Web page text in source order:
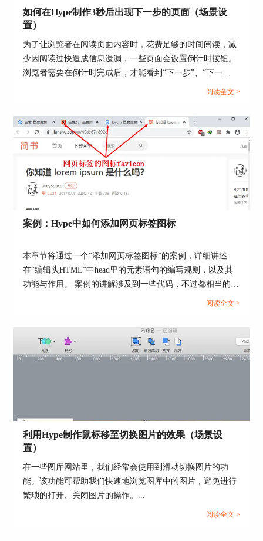
图4：把三个对象组成组
操作：
场景和组对象均选择“缩小以适合”缩放行为，组对象固定四个
边，选择水平和垂直方向的弹性，并选择“缩放内容”。当场景缩
小时，三个对象等比例缩小，而且保持与场景的相对位置不变。
图5：组对象缩小实现目标2
选择水平和垂直方向的弹性，并选择“缩放内容”。当场景放大
时，三个对象等比例放大，而且保持与场景的相对位置不变。
二、总结
小编用了九章节的篇幅来讲述Hype 4 HTML5创作
工具的弹性布局，前面七章节归纳总结出来的规
则，就是为第八、第九章案例要求达成的两个目标
准备的。案例中的两个目标，就是实际意义上的弹
并且对象相对于场景的相对位置保持不变。
如何在Hype制作3秒后出现下一步的页面（场景设
置）
为了让浏览者在阅读页面内容时，花费足够的时间阅读，减
少因阅读过快造成信息遗漏，一些页面会设置倒计时按钮。
浏览者需要在倒计时完成后，才能看到“下一步”、“下一
阅读全文 >
案例：Hype中如何添加网页标签图标
本章节将通过一个“添加网页标签图标”的案例，详细讲述
在“编辑头HTML”中head里的元素语句的编写规则，以及其
功能与作用。 案例的讲解涉及到一些代码，不过都相当的简
单，相信小伙伴通过这样一个案例能够举一反三，掌握
阅读全文 >
利用Hype制作鼠标移至切换图片的效果（场景设
置）
在一些图库网站里，我们经常会使用到滑动切换图片的功
能。该功能可帮助我们快速地浏览图库中的图片，避免进行
繁琐的打开、关闭图片的操作。...
阅读全文 >